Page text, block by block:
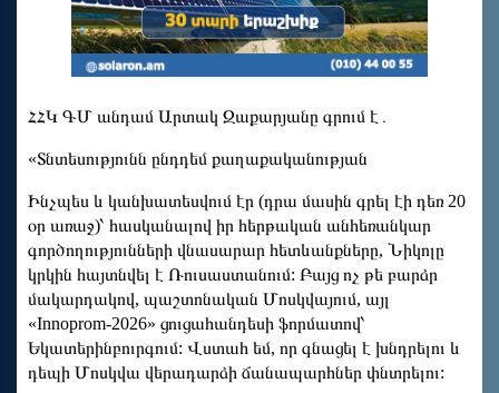
ՀՀԿ ԳՄ անդամ Արտակ Զաքարյանը գրում է․
«Տնտեսությունն ընդդեմ քաղաքականության
Ինչպես և կանխատեսվում էր (դրա մասին գրել էի դեռ 20
օր առաջ)՝ հասկանալով իր հերթական անհեռանկար
գործողությունների վնասարար հետևանքները, Նիկոլը
կրկին հայտնվել է Ռուսաստանում: Բայց ոչ թե բարձր
մակարդակով, պաշտոնական Մոսկվայում, այլ
«Innoprom-2026» ցուցահանդեսի ֆորմատով՝
Եկատերինբուրգում: Վստահ եմ, որ գնացել է խնդրելու և
դեպի Մոսկվա վերադարձի ճանապարհներ փնտրելու: